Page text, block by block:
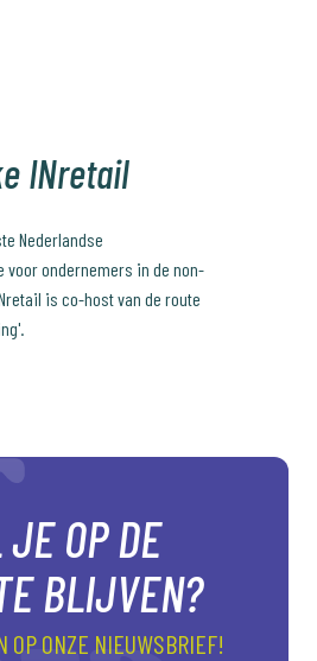
INretail
Nederlandse
ondernemers in de non-
is co-host van de route
JE OP DE
BLIJVEN?
OP ONZE NIEUWSBRIEF!